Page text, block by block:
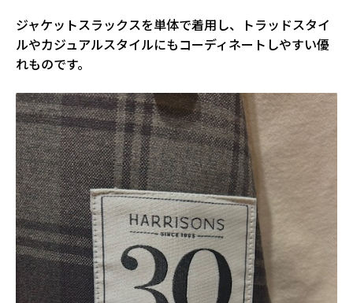
ジャケットスラックスを単体で着用し、トラッドスタイ
ルやカジュアルスタイルにもコーディネートしやすい優
れものです。